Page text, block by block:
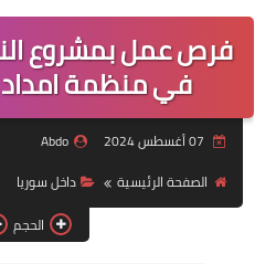
فرص عمل بمشروع
في منظمة
Abdo
الصفحة الرئيسية
داخل سوريا
الحجم